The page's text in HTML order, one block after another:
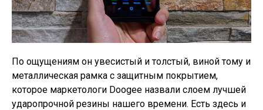
По ощущениям он увесистый и толстый, виной тому и
металлическая рамка с защитным покрытием,
которое маркетологи Doogee назвали слоем лучшей
ударопрочной резины нашего времени. Есть здесь и